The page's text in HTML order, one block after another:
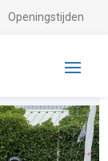
Openingstijden